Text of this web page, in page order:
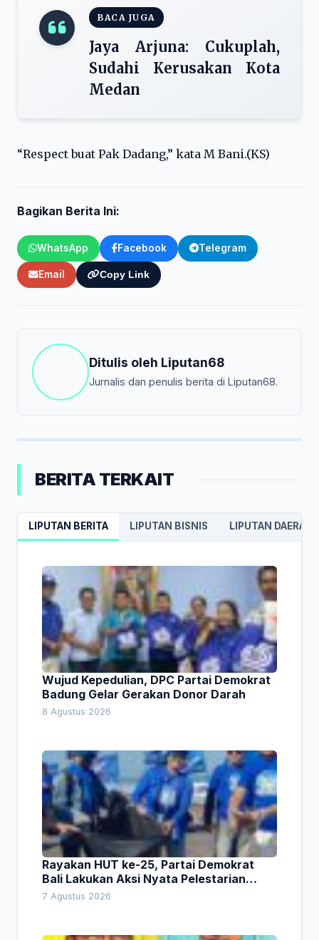
BACA JUGA
Jaya Arjuna: Cukuplah,
Sudahi Kerusakan Kota
Medan
“Respect buat Pak Dadang,” kata M Bani.(KS)
Bagikan Berita Ini:
WhatsApp Facebook Telegram
Email Copy Link
Ditulis oleh Liputan68
Jurnalis dan penulis berita di Liputan68.
BERITA TERKAIT
LIPUTAN BERITA LIPUTAN BISNIS LIPUTAN DAERAH
Wujud Kepedulian, DPC Partai Demokrat
Badung Gelar Gerakan Donor Darah
8 Agustus 2026
Rayakan HUT ke-25, Partai Demokrat
Bali Lakukan Aksi Nyata Pelestarian
Lingkungan
7 Agustus 2026